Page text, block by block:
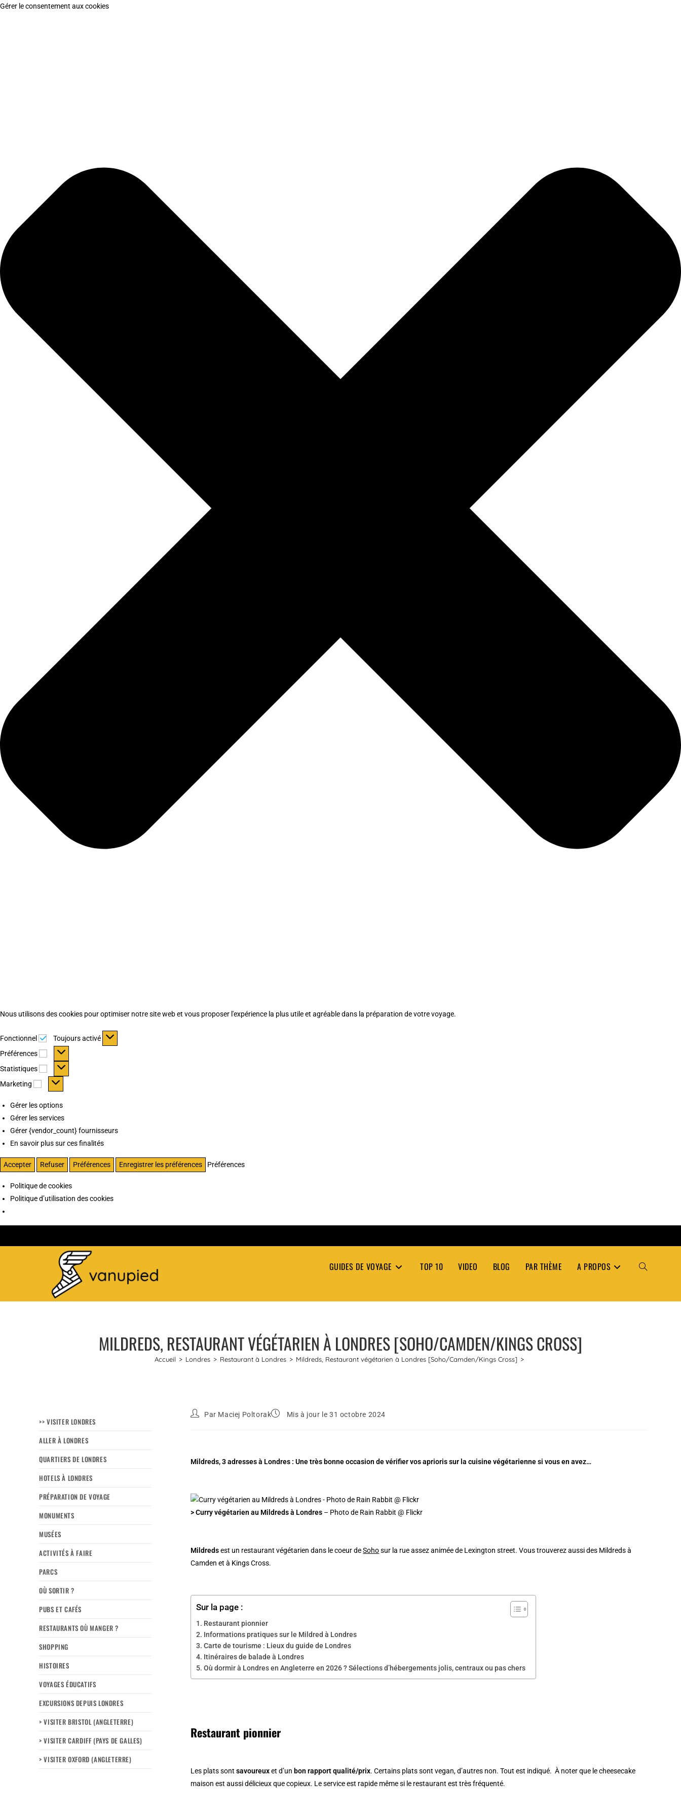
Gérer le consentement aux cookies
Nous utilisons des cookies pour optimiser notre site web et vous proposer l'expérience la plus utile et agréable dans la préparation de votre voyage.
Fonctionnel Fonctionnel
Toujours activé
Préférences
Préférences
Statistiques Statistiques
Marketing Marketing
Gérer les options
Gérer les services
Gérer {vendor_count} fournisseurs
En savoir plus sur ces finalités
Accepter Refuser Préférences Enregistrer les préférences Préférences
Politique de cookies
Politique d’utilisation des cookies
GUIDES DE VOYAGE TOP 10 VIDEO BLOG PAR THÈME A PROPOS TOGGLE
MILDREDS, RESTAURANT VÉGÉTARIEN À LONDRES [SOHO/CAMDEN/KINGS CROSS]
Accueil > Londres > Restaurant à Londres > Mildreds, Restaurant végétarien à Londres [Soho/Camden/Kings Cross] >
>> VISITER LONDRES
ALLER À LONDRES
QUARTIERS DE LONDRES
HOTELS À LONDRES
PRÉPARATION DE VOYAGE
MONUMENTS
MUSÉES
ACTIVITÉS À FAIRE
PARCS
OÙ SORTIR ?
PUBS ET CAFÉS
RESTAURANTS OÙ MANGER ?
SHOPPING
HISTOIRES
VOYAGES ÉDUCATIFS
EXCURSIONS DEPUIS LONDRES
> VISITER BRISTOL (ANGLETERRE)
> VISITER CARDIFF (PAYS DE GALLES)
> VISITER OXFORD (ANGLETERRE)
Par Maciej Poltorak Mis à jour le 31 octobre 2024
Mildreds, 3 adresses à Londres : Une très bonne occasion de vérifier vos aprioris sur la cuisine végétarienne si vous en avez…
> Curry végétarien au Mildreds à Londres – Photo de Rain Rabbit @ Flickr
Mildredsest un restaurant végétarien dans le coeur deSohosur la rue assez animée de Lexington street. Vous trouverez aussi des Mildreds à
Camden et à Kings Cross.
Sur la page :
Restaurant pionnier
Informations pratiques sur le Mildred à Londres
Carte de tourisme : Lieux du guide de Londres
Itinéraires de balade à Londres
Où dormir à Londres en Angleterre en 2026 ? Sélections d’hébergements jolis, centraux ou pas chers
Restaurant pionnier
Les plats sontsavoureuxet d’un bon rapport qualité/prix. Certains plats sont vegan, d’autres non. Tout est indiqué. À noter que le cheesecake
maison est aussi délicieux que copieux. Le service est rapide même si le restaurant est très fréquenté.